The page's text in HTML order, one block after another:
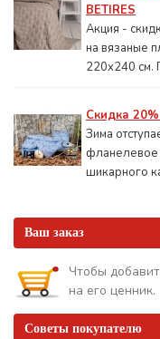
BETIRES
Акция -
на вязаные
220х240 см.
Скидка
Зима
фланелевое
шикарного
Ваш заказ
Чтобы
на его ценник.
Советы покупателю